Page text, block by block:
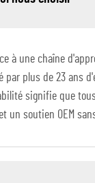
à une chaîne
par plus de 23 ans
signifie que
un soutien OEM